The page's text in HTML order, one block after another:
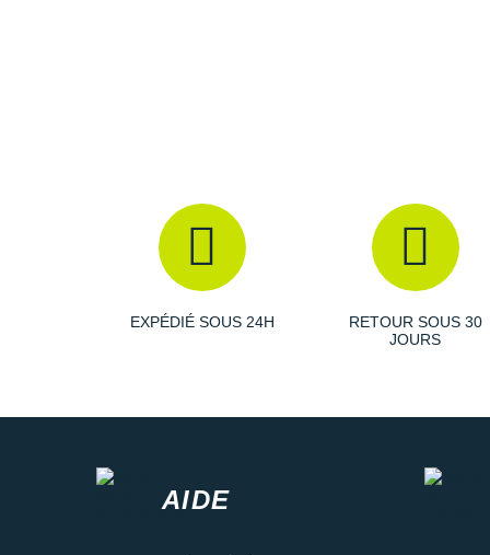
EXPÉDIÉ SOUS 24H
RETOUR SOUS 30
JOURS
AIDE